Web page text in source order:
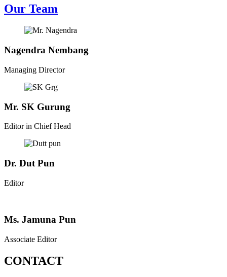
Our Team
Nagendra Nembang
Managing Director
Mr. SK Gurung
Editor in Chief Head
Dr. Dut Pun
Editor
Ms. Jamuna Pun
Associate Editor
CONTACT